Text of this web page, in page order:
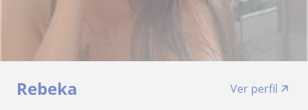
Rebeka
Ver perfil